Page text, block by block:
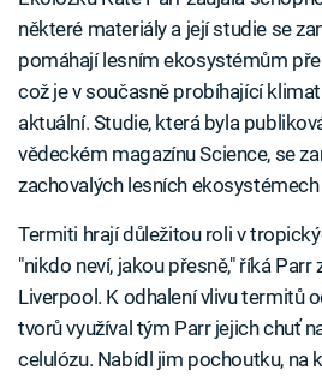
některé materiály a její studie se
pomáhají lesním ekosystémům
což je v současně probíhající
aktuální. Studie, která byla
vědeckém magazínu Science, se
zachovalých lesních
Termiti hrají důležitou roli v
"nikdo neví, jakou přesně," říká Parr
Liverpool. K odhalení vlivu termitů
tvorů využíval tým Parr jejich chuť
celulózu. Nabídl jim pochoutku, na